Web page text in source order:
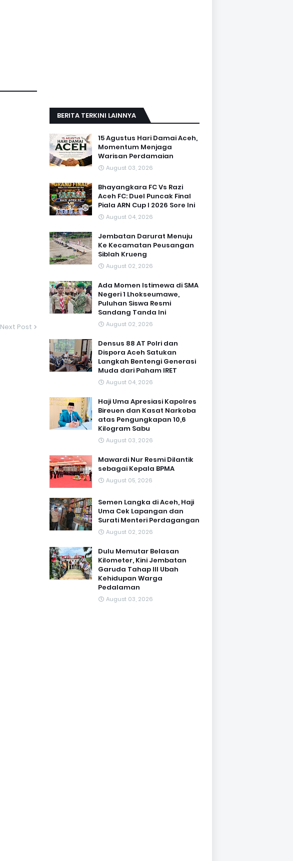
Next Post
BERITA TERKINI LAINNYA
15 Agustus Hari Damai Aceh,
Momentum Menjaga
Warisan Perdamaian
August 03, 2026
Bhayangkara FC Vs Razi
Aceh FC: Duel Puncak Final
Piala ARN Cup I 2026 Sore Ini
August 04, 2026
Jembatan Darurat Menuju
Ke Kecamatan Peusangan
Siblah Krueng
August 02, 2026
Ada Momen Istimewa di SMA
Negeri 1 Lhokseumawe,
Puluhan Siswa Resmi
Sandang Tanda Ini
August 02, 2026
Densus 88 AT Polri dan
Dispora Aceh Satukan
Langkah Bentengi Generasi
Muda dari Paham IRET
August 04, 2026
Haji Uma Apresiasi Kapolres
Bireuen dan Kasat Narkoba
atas Pengungkapan 10,6
Kilogram Sabu
August 03, 2026
Mawardi Nur Resmi Dilantik
sebagai Kepala BPMA
August 05, 2026
Semen Langka di Aceh, Haji
Uma Cek Lapangan dan
Surati Menteri Perdagangan
August 02, 2026
Dulu Memutar Belasan
Kilometer, Kini Jembatan
Garuda Tahap III Ubah
Kehidupan Warga
Pedalaman ‎
August 03, 2026